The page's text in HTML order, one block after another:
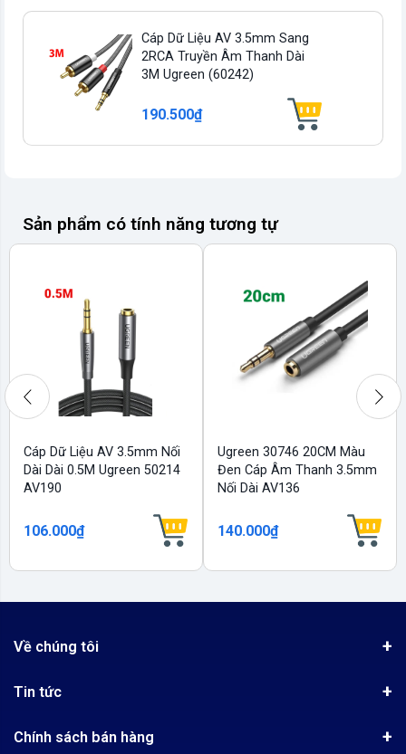
Cáp Dữ Liệu AV 3.5mm Sang
2RCA Truyền Âm Thanh Dài
3M Ugreen (60242)
190.500₫
Sản phẩm có tính năng tương tự
Cáp Dữ Liệu AV 3.5mm Nối
Dài Dài 0.5M Ugreen 50214
AV190
106.000₫
Ugreen 30746 20CM Màu
Đen Cáp Âm Thanh 3.5mm
Nối Dài AV136
140.000₫
Về chúng tôi
Quy chế hoạt động
Tin tức
Chính sách bán hàng